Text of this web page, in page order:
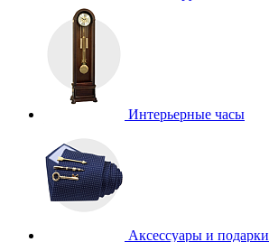
Интерьерные часы
Аксессуары и подарки